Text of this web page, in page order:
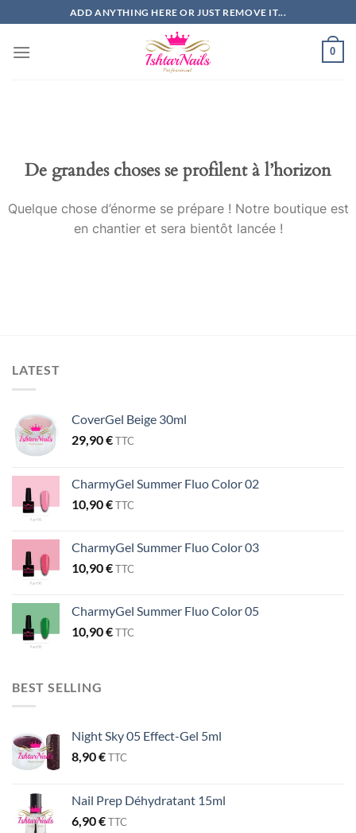
au
contenu
ADD ANYTHING HERE OR JUST REMOVE IT...
0
De grandes choses se profilent à l’horizon
Quelque chose d’énorme se prépare ! Notre boutique est
en chantier et sera bientôt lancée !
LATEST
CoverGel Beige 30ml
29,90€TTC
CharmyGel Summer Fluo Color 02
10,90€TTC
CharmyGel Summer Fluo Color 03
10,90€TTC
CharmyGel Summer Fluo Color 05
10,90€TTC
BEST SELLING
Night Sky 05 Effect-Gel 5ml
8,90€TTC
Nail Prep Déhydratant 15ml
6,90€TTC